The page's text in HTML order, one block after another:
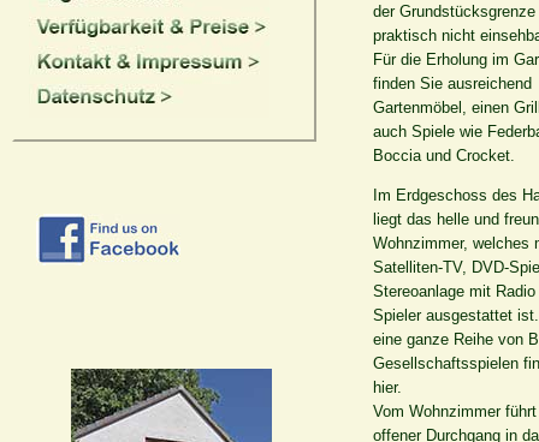
der Grundstücksgrenze
praktisch nicht
Für die Erholung im
finden Sie ausreichend
Gartenmöbel, einen
auch Spiele wie
Boccia und Crocket.
Im Erdgeschoss des
liegt das helle und
Wohnzimmer, welches
Satelliten-TV, DVD-
Stereoanlage mit Radio
Spieler ausgestattet
eine ganze Reihe von
Gesellschaftsspielen
hier.
Vom Wohnzimmer
offener Durchgang in